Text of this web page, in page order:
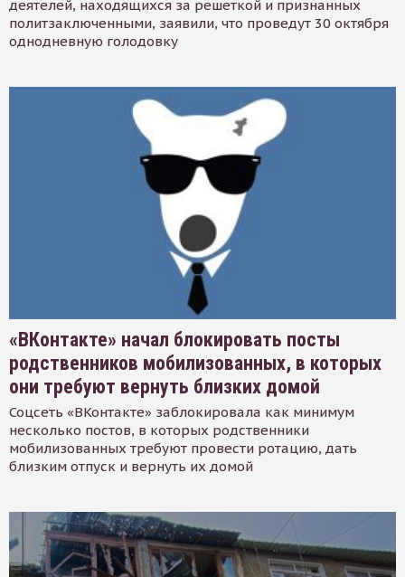
деятелей, находящихся за решеткой и признанных
политзаключенными, заявили, что проведут 30 октября
однодневную голодовку
«ВКонтакте» начал блокировать посты
родственников мобилизованных, в которых
они требуют вернуть близких домой
Соцсеть «ВКонтакте» заблокировала как минимум
несколько постов, в которых родственники
мобилизованных требуют провести ротацию, дать
близким отпуск и вернуть их домой